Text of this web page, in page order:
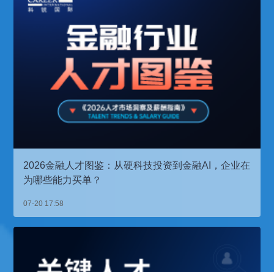
2026金融人才图鉴：从硬科技投资到金融AI，企业在
为哪些能力买单？
07-20 17:58